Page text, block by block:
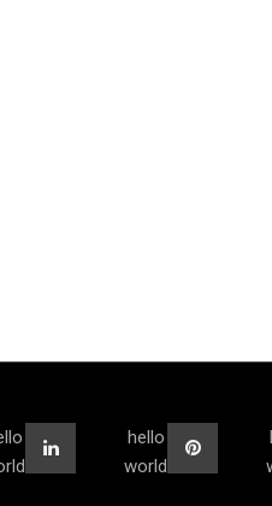
hello
world